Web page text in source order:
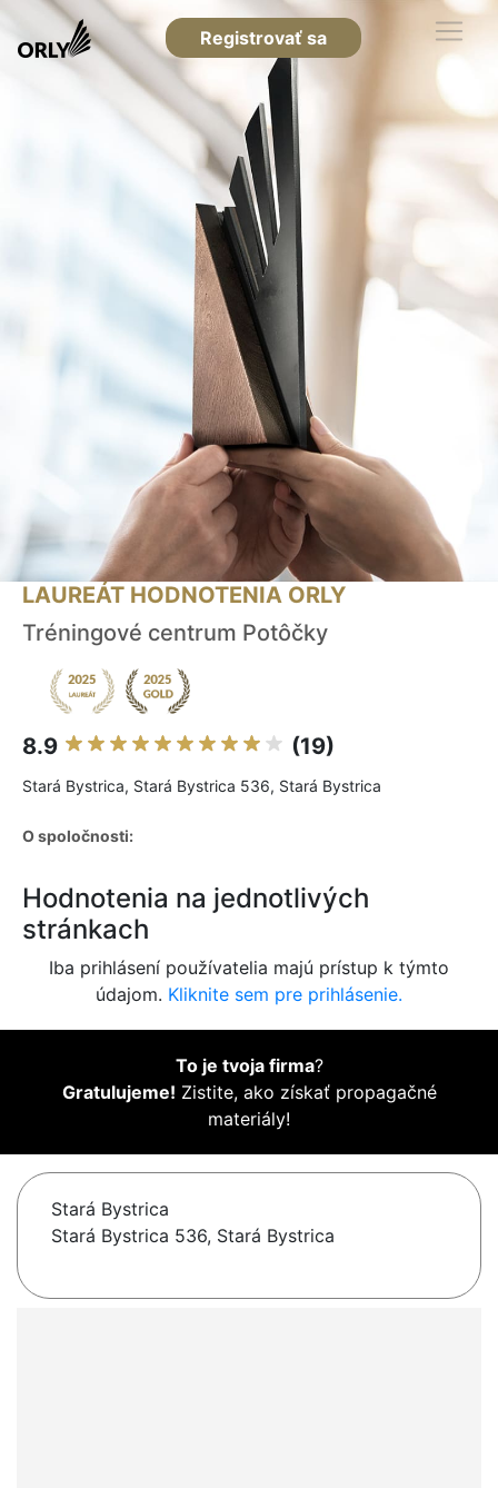
Registrovať sa
LAUREÁT HODNOTENIA ORLY
Tréningové centrum Potôčky
8.9 (19)
Stará Bystrica, Stará Bystrica 536, Stará Bystrica
O spoločnosti:
Hodnotenia na jednotlivých
stránkach
Iba prihlásení používatelia majú prístup k týmto
údajom. Kliknite sem pre prihlásenie.
To je tvoja firma?
Gratulujeme! Zistite, ako získať propagačné
materiály!
Stará Bystrica
Stará Bystrica 536, Stará Bystrica